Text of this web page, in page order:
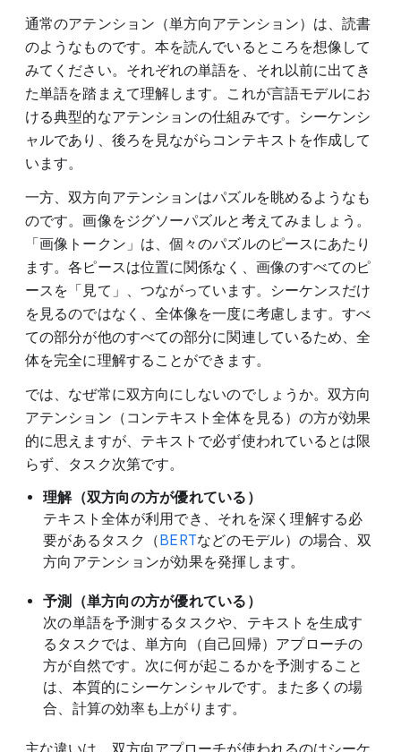
通常のアテンション（単方向アテンション）は、読書
のようなものです。本を読んでいるところを想像して
みてください。それぞれの単語を、それ以前に出てき
た単語を踏まえて理解します。これが言語モデルにお
ける典型的なアテンションの仕組みです。シーケンシ
ャルであり、後ろを見ながらコンテキストを作成して
います。
一方、双方向アテンションはパズルを眺めるようなも
のです。画像をジグソーパズルと考えてみましょう。
「画像トークン」は、個々のパズルのピースにあたり
ます。各ピースは位置に関係なく、画像のすべてのピ
ースを「見て」、つながっています。シーケンスだけ
を見るのではなく、全体像を一度に考慮します。すべ
ての部分が他のすべての部分に関連しているため、全
体を完全に理解することができます。
では、なぜ常に双方向にしないのでしょうか。双方向
アテンション（コンテキスト全体を見る）の方が効果
的に思えますが、テキストで必ず使われているとは限
らず、タスク次第です。
理解（双方向の方が優れている）
テキスト全体が利用でき、それを深く理解する必
要があるタスク（BERTなどのモデル）の場合、双
方向アテンションが効果を発揮します。
予測（単方向の方が優れている）
次の単語を予測するタスクや、テキストを生成す
るタスクでは、単方向（自己回帰）アプローチの
方が自然です。次に何が起こるかを予測すること
は、本質的にシーケンシャルです。また多くの場
合、計算の効率も上がります。